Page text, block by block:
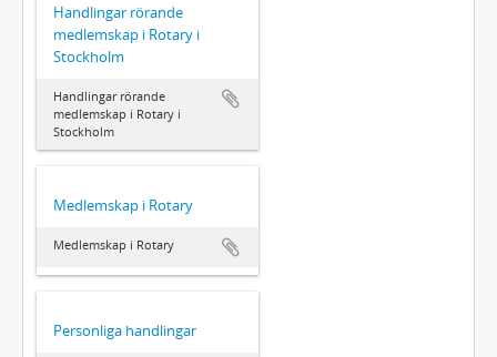
Handlingar rörande
medlemskap i Rotary i
Stockholm
Handlingar rörande
medlemskap i Rotary i
Stockholm
Medlemskap i Rotary
Medlemskap i Rotary
Personliga handlingar